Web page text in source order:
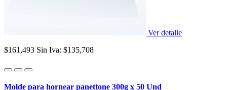
Ver detalle
$161,493 Sin Iva: $135,708
Molde para hornear panettone 300g x 50 Und